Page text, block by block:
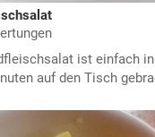
ist einfach
auf den Tisch